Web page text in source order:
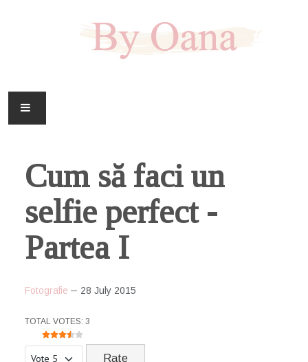
CASA
HOBBY
DOWNLOAD
Cum să faci un
selfie perfect -
Partea I
Fotografie 28 July 2015
USER RATING: 3.5
TOTAL VOTES: 3